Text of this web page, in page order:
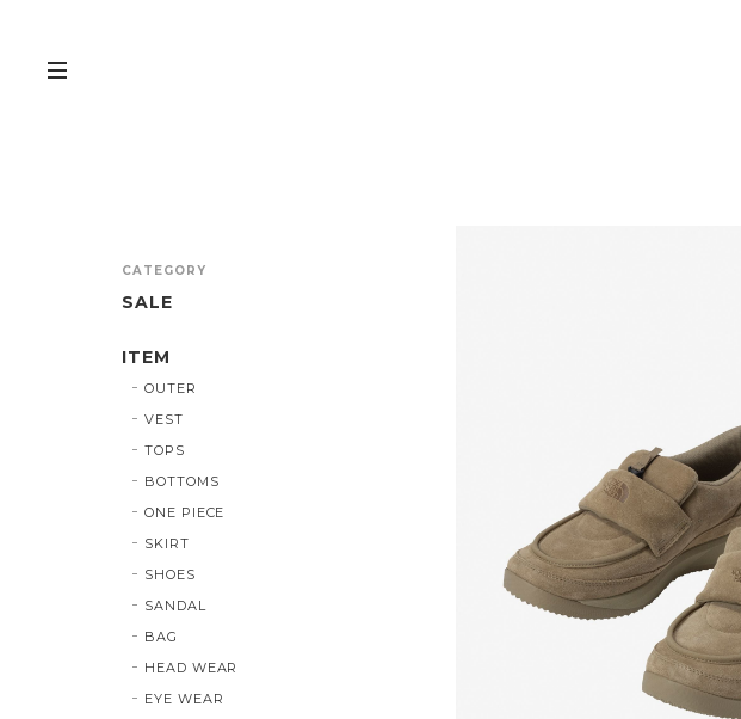
CATEGORY
SALE
ITEM
OUTER
VEST
TOPS
BOTTOMS
ONE PIECE
SKIRT
SHOES
SANDAL
BAG
HEAD WEAR
EYE WEAR